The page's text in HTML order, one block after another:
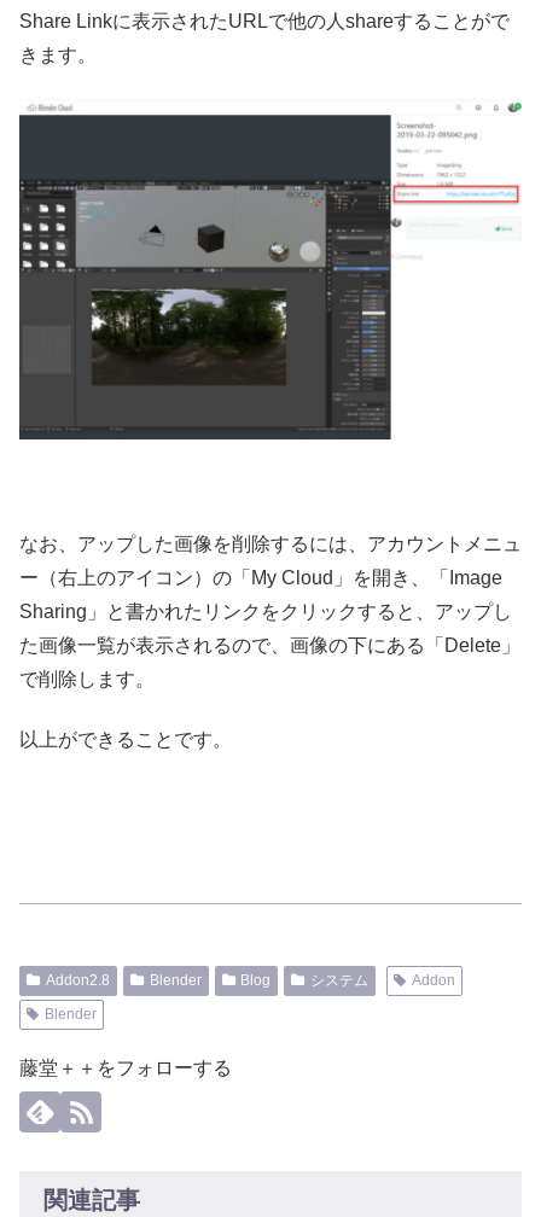
Share Linkに表示されたURLで他の人shareすることがで
きます。
なお、アップした画像を削除するには、アカウントメニュ
ー（右上のアイコン）の「My Cloud」を開き、「Image
Sharing」と書かれたリンクをクリックすると、アップし
た画像一覧が表示されるので、画像の下にある「Delete」
で削除します。
以上ができることです。
Addon2.8 Blender Blog システム
Addon
Blender
藤堂＋＋をフォローする
関連記事